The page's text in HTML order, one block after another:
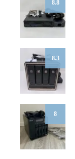
8.8
8.3
8